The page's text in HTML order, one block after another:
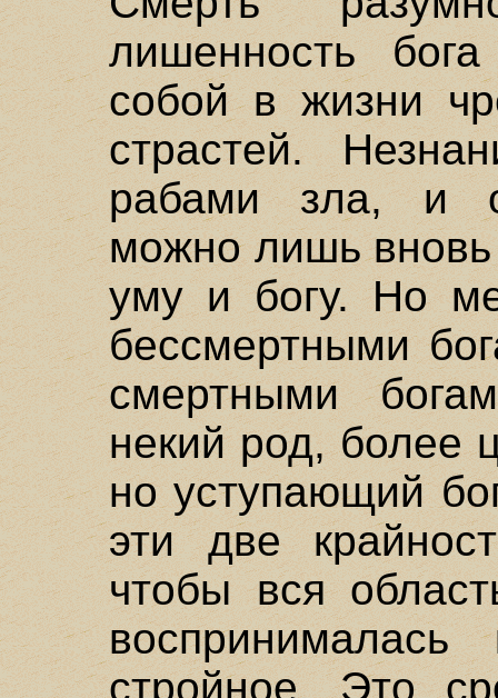
лишенность
собой в жизни
страстей.
рабами зла, и
можно лишь
уму и богу. Но
бессмертными
смертными
некий род, более
но уступающий
эти две
чтобы вся
стройное. Это